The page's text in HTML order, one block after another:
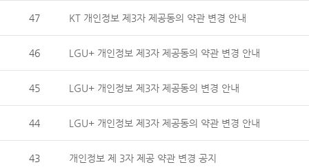
47 KT 개인정보 제3자 제공동의 약관 변경 안내
46 LGU+ 개인정보 제3자 제공동의 약관 변경 안내
45 LGU+ 개인정보 제3자 제공동의 변경 안내
44 LGU+ 개인정보 제3자 제공동의 약관 변경 안내
43 개인정보 제 3자 제공 약관 변경 공지